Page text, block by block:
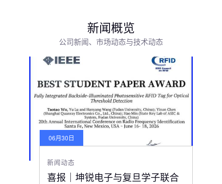
新闻概览
公司新闻、市场动态与技术动态
06月30日
新闻动态
喜报｜坤锐电子与复旦学子联合